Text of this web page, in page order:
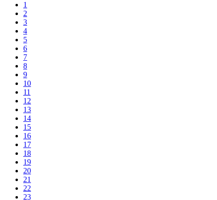
1
2
3
4
5
6
7
8
9
10
11
12
13
14
15
16
17
18
19
20
21
22
23